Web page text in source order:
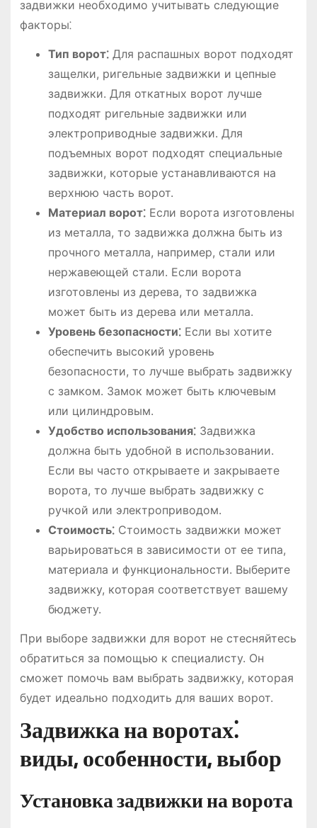
задвижки необходимо учитывать следующие
факторы⁚
Тип ворот⁚Для распашных ворот подходят
защелки, ригельные задвижки и цепные
задвижки. Для откатных ворот лучше
подходят ригельные задвижки или
электроприводные задвижки. Для
подъемных ворот подходят специальные
задвижки, которые устанавливаются на
верхнюю часть ворот.
Материал ворот⁚Если ворота изготовлены
из металла, то задвижка должна быть из
прочного металла, например, стали или
нержавеющей стали. Если ворота
изготовлены из дерева, то задвижка
может быть из дерева или металла.
Уровень безопасности⁚Если вы хотите
обеспечить высокий уровень
безопасности, то лучше выбрать задвижку
с замком. Замок может быть ключевым
или цилиндровым.
Удобство использования⁚Задвижка
должна быть удобной в использовании.
Если вы часто открываете и закрываете
ворота, то лучше выбрать задвижку с
ручкой или электроприводом.
Стоимость⁚Стоимость задвижки может
варьироваться в зависимости от ее типа,
материала и функциональности. Выберите
задвижку, которая соответствует вашему
бюджету.
При выборе задвижки для ворот не стесняйтесь
обратиться за помощью к специалисту. Он
сможет помочь вам выбрать задвижку, которая
будет идеально подходить для ваших ворот.
Задвижка на воротах⁚
виды, особенности, выбор
Установка задвижки на ворота